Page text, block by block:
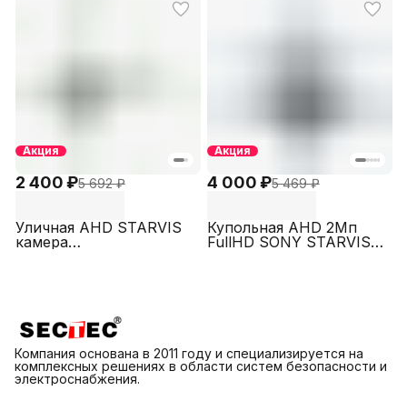
Акция
2 400 ₽5 692 ₽
Уличная AHD STARVIS
камера
Акция
4 000 ₽5 469 ₽
Купольная AHD 2Мп
FullHD SONY STARVIS
Компания основана в 2011 году и специализируется на
комплексных решениях в области систем безопасности и
электроснабжения.